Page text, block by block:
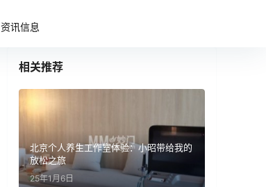
资讯信息
相关推荐
北京个人养生工作室体验：小昭带给我的
放松之旅
25年1月6日